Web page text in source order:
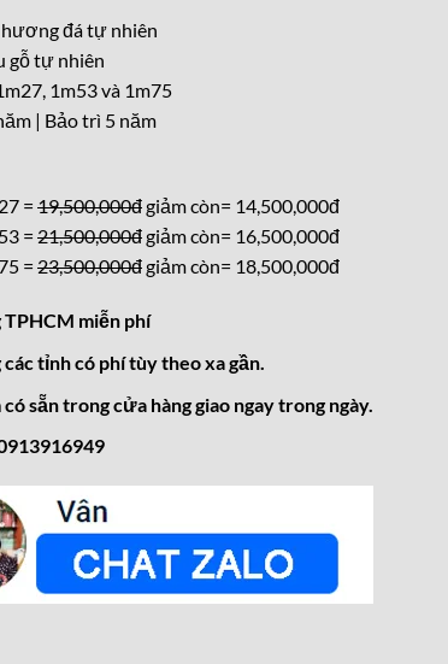
đá tự nhiên
gỗ tự nhiên
1m53 và 1m75
| Bảo trì 5 năm
= 19,500,000đgiảm còn= 14,500,000đ
= 21,500,000đgiảm còn= 16,500,000đ
= 23,500,000đgiảm còn= 18,500,000đ
TPHCM miễn phí
các tỉnh có phí tùy theo xa gần.
có sẵn trong cửa hàng giao ngay trong ngày.